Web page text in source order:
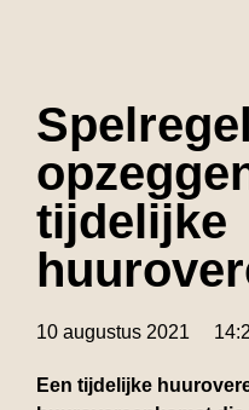
tijdelijke
10 augustus 2021
Een tijdelijke